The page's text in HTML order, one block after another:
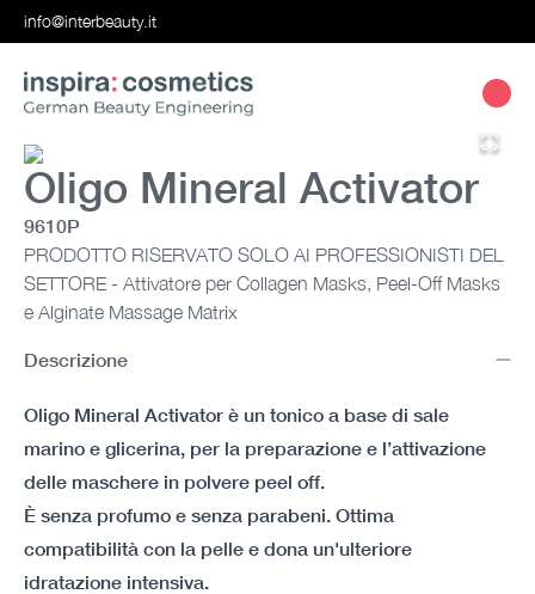
info@interbeauty.it
Oligo Mineral Activator
9610P
PRODOTTO RISERVATO SOLO AI PROFESSIONISTI DEL
SETTORE - Attivatore per Collagen Masks, Peel-Off Masks
e Alginate Massage Matrix
Descrizione
Oligo Mineral Activator è un tonico a base di sale
marino e glicerina, per la preparazione e l’attivazione
delle maschere in polvere peel off.
È senza profumo e senza parabeni. Ottima
compatibilità con la pelle e dona un'ulteriore
idratazione intensiva.